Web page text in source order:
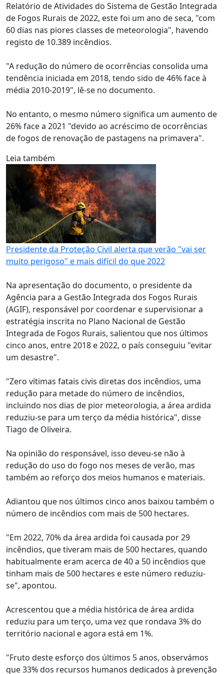
Relatório de Atividades do Sistema de Gestão Integrada
de Fogos Rurais de 2022, este foi um ano de seca, "com
60 dias nas piores classes de meteorologia", havendo
registo de 10.389 incêndios.
"A redução do número de ocorrências consolida uma
tendência iniciada em 2018, tendo sido de 46% face à
média 2010-2019", lê-se no documento.
No entanto, o mesmo número significa um aumento de
26% face a 2021 "devido ao acréscimo de ocorrências
de fogos de renovação de pastagens na primavera".
Leia também
Presidente da Proteção Civil alerta que verão "vai ser
muito perigoso" e mais difícil do que 2022
Na apresentação do documento, o presidente da
Agência para a Gestão Integrada dos Fogos Rurais
(AGIF), responsável por coordenar e supervisionar a
estratégia inscrita no Plano Nacional de Gestão
Integrada de Fogos Rurais, salientou que nos últimos
cinco anos, entre 2018 e 2022, o país conseguiu "evitar
um desastre".
"Zero vítimas fatais civis diretas dos incêndios, uma
redução para metade do número de incêndios,
incluindo nos dias de pior meteorologia, a área ardida
reduziu-se para um terço da média histórica", disse
Tiago de Oliveira.
Na opinião do responsável, isso deveu-se não à
redução do uso do fogo nos meses de verão, mas
também ao reforço dos meios humanos e materiais.
Adiantou que nos últimos cinco anos baixou também o
número de incêndios com mais de 500 hectares.
"Em 2022, 70% da área ardida foi causada por 29
incêndios, que tiveram mais de 500 hectares, quando
habitualmente eram acerca de 40 a 50 incêndios que
tinham mais de 500 hectares e este número reduziu-
se", apontou.
Acrescentou que a média histórica de área ardida
reduziu para um terço, uma vez que rondava 3% do
território nacional e agora está em 1%.
"Fruto deste esforço dos últimos 5 anos, observámos
que 33% dos recursos humanos dedicados à prevenção